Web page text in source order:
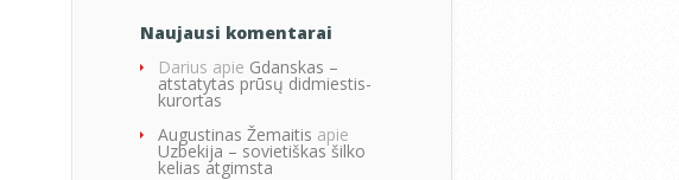
Naujausi komentarai
Darius apie Gdanskas –
atstatytas prūsų didmiestis-
kurortas
Augustinas Žemaitis apie
Uzbekija – sovietiškas šilko
kelias atgimsta